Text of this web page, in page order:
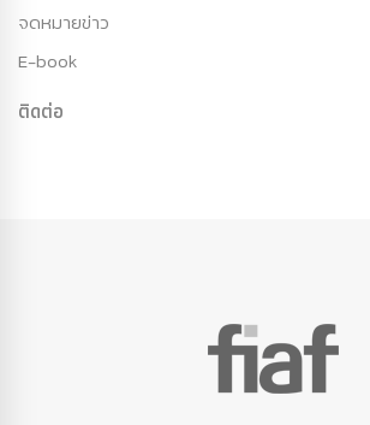
จดหมายข่าว
E-book
ติดต่อ